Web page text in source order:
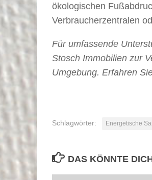
ökologischen
Verbraucherzentralen
Für umfassende
Stosch Immobilien zur
Umgebung. Erfahren
Schlagwörter: Energetische
DAS KÖNNTE